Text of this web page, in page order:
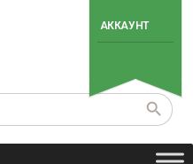
АККАУНТ